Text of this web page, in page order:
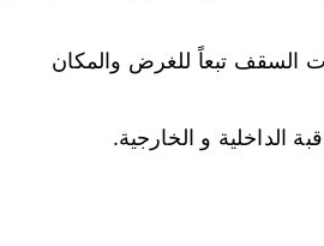
السقف تبعاً للغرض والمكان
الداخلية و الخارجية.